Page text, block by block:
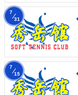
7
31
7
15